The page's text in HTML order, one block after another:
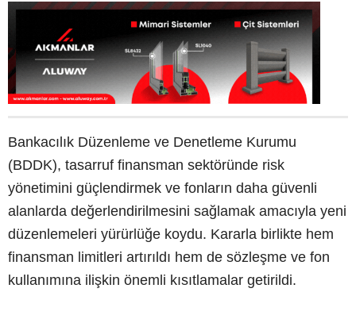
Bankacılık Düzenleme ve Denetleme Kurumu
(BDDK), tasarruf finansman sektöründe risk
yönetimini güçlendirmek ve fonların daha güvenli
alanlarda değerlendirilmesini sağlamak amacıyla yeni
düzenlemeleri yürürlüğe koydu. Kararla birlikte hem
finansman limitleri artırıldı hem de sözleşme ve fon
kullanımına ilişkin önemli kısıtlamalar getirildi.